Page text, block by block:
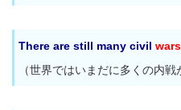
There are still many civil wars
（世界ではいまだに多くの内戦